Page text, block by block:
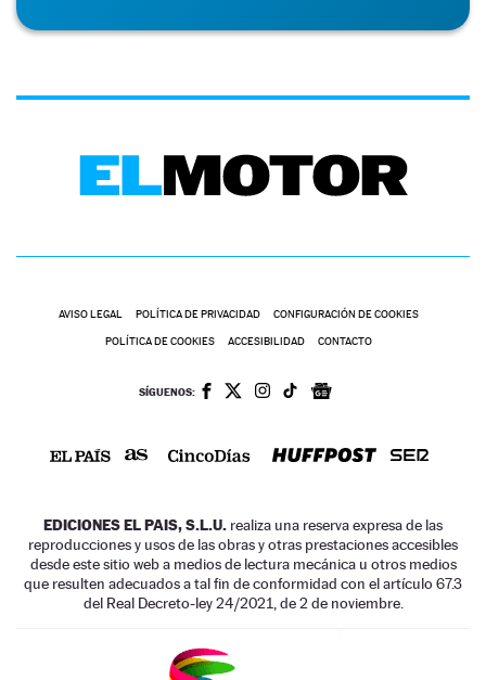
AVISO LEGAL POLÍTICA DE PRIVACIDAD CONFIGURACIÓN DE COOKIES
POLÍTICA DE COOKIES ACCESIBILIDAD CONTACTO
SÍGUENOS:
EDICIONES EL PAIS, S.L.U. realiza una reserva expresa de las
reproducciones y usos de las obras y otras prestaciones accesibles
desde este sitio web a medios de lectura mecánica u otros medios
que resulten adecuados a tal fin de conformidad con el artículo 67.3
del Real Decreto-ley 24/2021, de 2 de noviembre.